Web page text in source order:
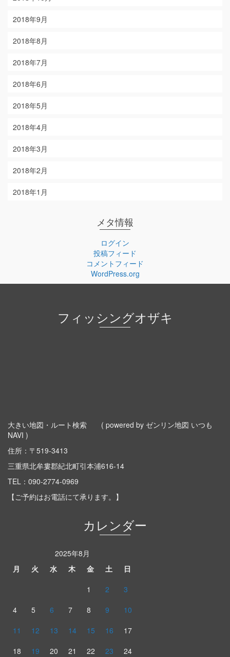
2018年9月
2018年8月
2018年7月
2018年6月
2018年5月
2018年4月
2018年3月
2018年2月
2018年1月
メタ情報
ログイン
投稿フィード
コメントフィード
WordPress.org
フィッシングオザキ
大きい地図・ルート検索
( powered by ゼンリン地図 いつも
NAVI )
住所：〒519-3413
三重県北牟婁郡紀北町引本浦616-14
TEL： 090-2774-0969
【ご予約はお電話にて承ります。】
カレンダー
2025年8月
月
火 水 木 金 土
日
1
2
3
4
5 6 7 8 9
10
11
12 13 14 15 16
17
18
19 20 21 22 23
24